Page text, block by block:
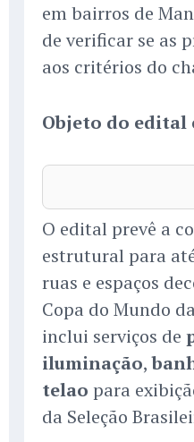
em bairros de
de verificar se as
aos critérios do
Objeto do edital
O edital prevê a
estrutural para
ruas e espaços
Copa do Mundo
inclui serviços de
iluminação,
telao para
da Seleção